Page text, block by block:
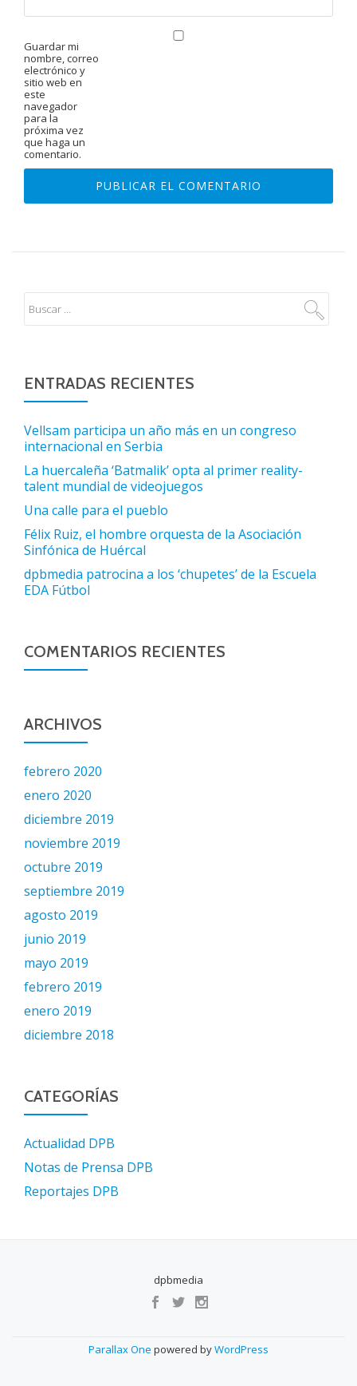
Guardar mi
nombre, correo
electrónico y
sitio web en
este
navegador
para la
próxima vez
que haga un
comentario.
ENTRADAS RECIENTES
Vellsam participa un año más en un congreso
internacional en Serbia
La huercaleña ‘Batmalik’ opta al primer reality-
talent mundial de videojuegos
Una calle para el pueblo
Félix Ruiz, el hombre orquesta de la Asociación
Sinfónica de Huércal
dpbmedia patrocina a los ‘chupetes’ de la Escuela
EDA Fútbol
COMENTARIOS RECIENTES
ARCHIVOS
febrero 2020
enero 2020
diciembre 2019
noviembre 2019
octubre 2019
septiembre 2019
agosto 2019
junio 2019
mayo 2019
febrero 2019
enero 2019
diciembre 2018
CATEGORÍAS
Actualidad DPB
Notas de Prensa DPB
Reportajes DPB
dpbmedia
Parallax One powered byWordPress